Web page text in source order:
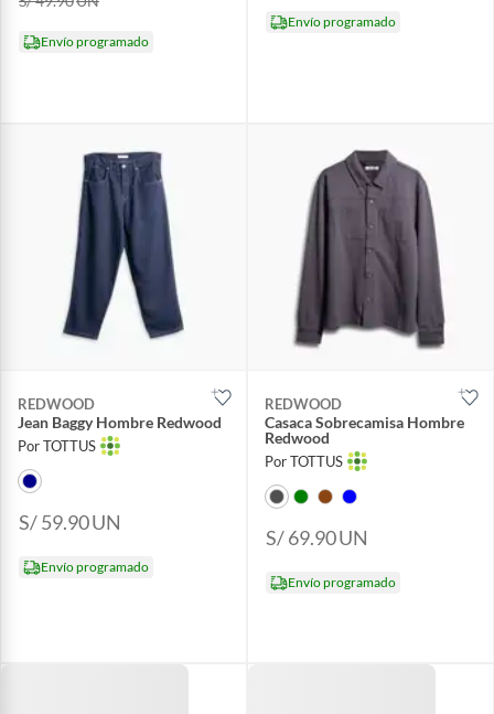
Envío programado
Envío programado
REDWOOD
Jean Baggy Hombre Redwood
Por TOTTUS
S/ 59.90UN
Envío programado
REDWOOD
Casaca Sobrecamisa Hombre
Redwood
Por TOTTUS
S/ 69.90UN
Envío programado